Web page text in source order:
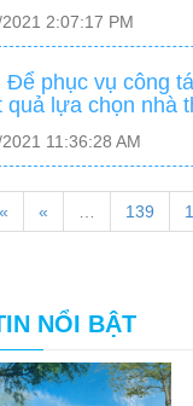
2:07:17 PM
Để phục vụ công
quả lựa chọn nhà
11:36:28 AM
« … 139
NỔI BẬT